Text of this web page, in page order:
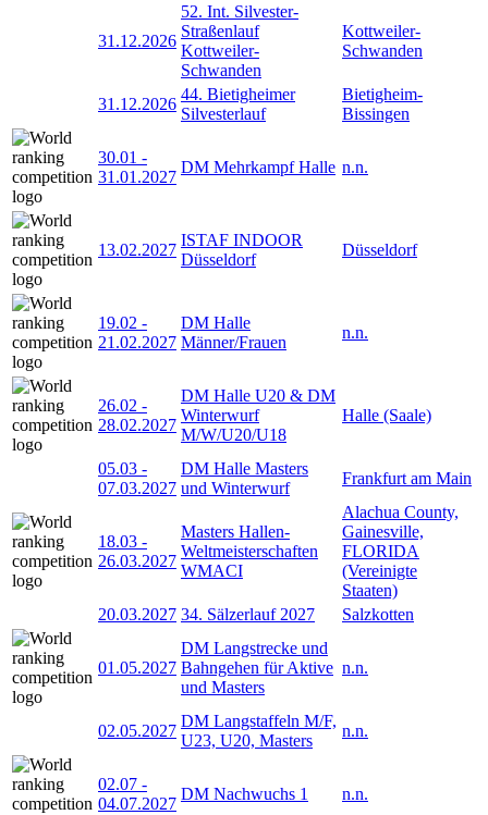
31.12.2026
52. Int. Silvester-
Straßenlauf
Kottweiler-
Schwanden
Kottweiler-
Schwanden
31.12.2026
44. Bietigheimer
Silvesterlauf
Bietigheim-
Bissingen
30.01 -
31.01.2027
DM Mehrkampf Halle n.n.
13.02.2027
ISTAF INDOOR
Düsseldorf
Düsseldorf
19.02 -
21.02.2027
DM Halle
Männer/Frauen
n.n.
26.02 -
28.02.2027
DM Halle U20 & DM
Winterwurf
M/W/U20/U18
Halle (Saale)
05.03 -
07.03.2027
DM Halle Masters
und Winterwurf
Frankfurt am Main
18.03 -
26.03.2027
Masters Hallen-
Weltmeisterschaften
WMACI
Alachua County,
Gainesville,
FLORIDA
(Vereinigte
Staaten)
20.03.2027 34. Sälzerlauf 2027 Salzkotten
01.05.2027
DM Langstrecke und
Bahngehen für Aktive
und Masters
n.n.
02.05.2027
DM Langstaffeln M/F,
U23, U20, Masters
n.n.
02.07 -
04.07.2027
DM Nachwuchs 1 n.n.